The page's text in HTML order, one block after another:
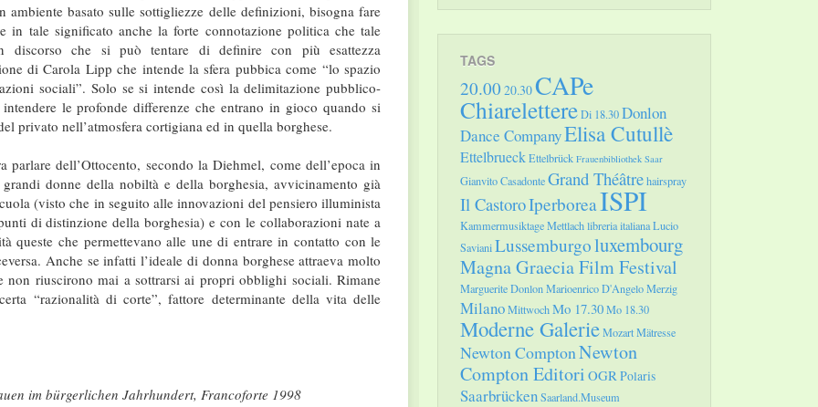
basato sulle sottigliezze delle definizioni, bisogna fare
in tale significato anche la forte connotazione politica che tale
discorso che si può tentare di definire con più esattezza
di Carola Lipp che intende la sfera pubbica come “lo spazio
sociali”. Solo se si intende così la delimitazione pubblico-
le profonde differenze che entrano in gioco quando si
privato nell’atmosfera cortigiana ed in quella borghese.
parlare dell’Ottocento, secondo la Diehmel, come dell’epoca in
donne della nobiltà e della borghesia, avvicinamento già
(visto che in seguito alle innovazioni del pensiero illuminista
di distinzione della borghesia) e con le collaborazioni nate a
queste che permettevano alle une di entrare in contatto con le
Anche se infatti l’ideale di donna borghese attraeva molto
non riuscirono mai a sottrarsi ai propri obblighi sociali. Rimane
“razionalità di corte”, fattore determinante della vita delle
im bürgerlichen Jahrhundert, Francoforte 1998
TAGS
20.00 20.30CAPe
ChiarelettereDi 18.30Donlon
Dance CompanyElisa Cutullè
EttelbrueckEttelbrück Frauenbibliothek Saar
Gianvito CasadonteGrand Théâtrehairspray
Il CastoroIperboreaISPI
Kammermusiktage Mettlachlibreria italianaLucio
SavianiLussemburgoluxembourg
Magna Graecia Film Festival
Marguerite DonlonMarioenrico D'AngeloMerzig
MilanoMittwochMo 17.30Mo 18.30
Moderne GalerieMozartMätresse
Newton ComptonNewton
Compton Editori OGRPolaris
SaarbrückenSaarland.Museum